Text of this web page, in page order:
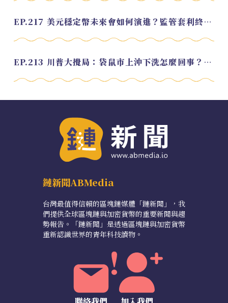
EP.217 美元穩定幣未來會如何演進？監管套利終將收斂？feat. 研究員 余哲安
EP.213 川普大攪局：袋鼠市上沖下洗怎麼回事？feat. Alvin
鏈新聞ABMedia
台灣最值得信賴的區塊鏈媒體「鏈新聞」，我
們提供全球區塊鏈與加密貨幣的重要新聞與趨
勢報告。「鏈新聞」是透過區塊鏈與加密貨幣
重新認識世界的青年科技讀物。